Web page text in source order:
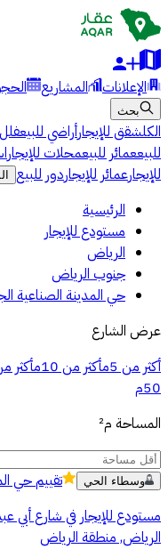
الإعلانات المشاريع
بحث
الكلشقق للإيجارأراضي للبيع
للبيععمائر للبيعمحلات للإيجار
للإيجارعمائر للإيجاردور للبيع
الرئيسية
مستودع للإيجار
الرياض
جنوب الرياض
حي المدينة الصناعية
عرض الشارع
أكثر من 5م
أكثر من 10م أكثر من
50م
المساحة م²
وسطاء الحي تقييمحي
مستودع للإيجار في شارع أبي
الرياض, منطقة الرياض